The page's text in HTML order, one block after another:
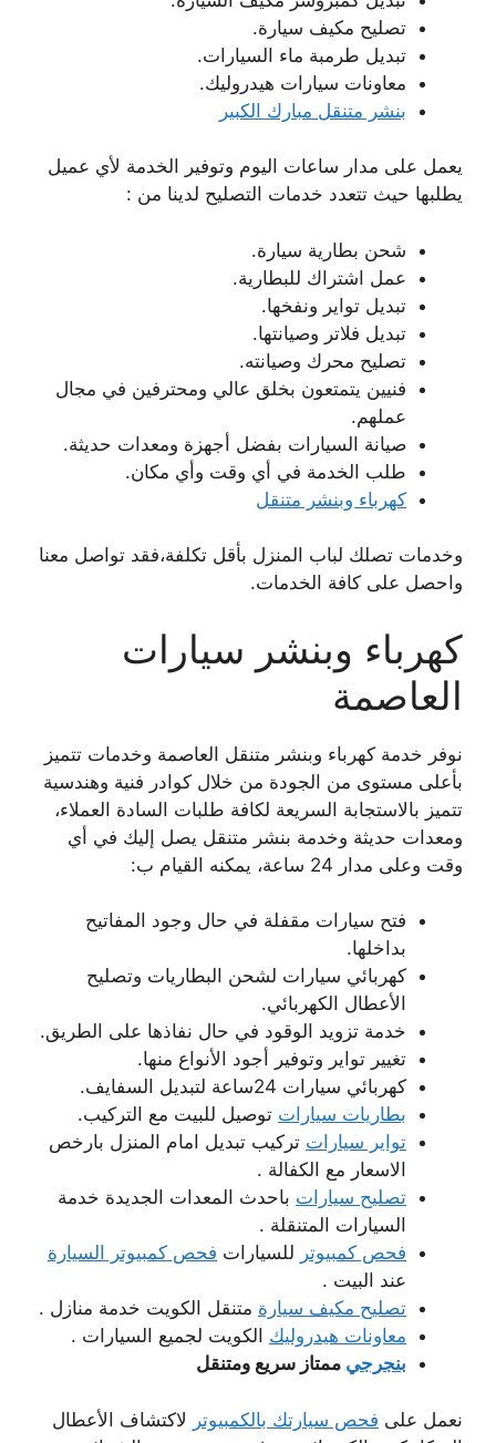
تصليح مكيف سيارة.
تبديل طرمبة ماء السيارات.
معاونات سيارات هيدروليك.
بنشر متنقل مبارك الكبير
يعمل على مدار ساعات اليوم وتوفير الخدمة لأي عميل
يطلبها حيث تتعدد خدمات التصليح لدينا من :
شحن بطارية سيارة.
عمل اشتراك للبطارية.
تبديل تواير ونفخها.
تبديل فلاتر وصيانتها.
تصليح محرك وصيانته.
فنيين يتمتعون بخلق عالي ومحترفين في مجال
عملهم.
صيانة السيارات بفضل أجهزة ومعدات حديثة.
طلب الخدمة في أي وقت وأي مكان.
كهرباء وبنشر متنقل
وخدمات تصلك لباب المنزل بأقل تكلفة،فقد تواصل معنا
واحصل على كافة الخدمات.
كهرباء وبنشر سيارات
العاصمة
نوفر خدمة كهرباء وبنشر متنقل العاصمة وخدمات تتميز
بأعلى مستوى من الجودة من خلال كوادر فنية وهندسية
تتميز بالاستجابة السريعة لكافة طلبات السادة العملاء،
ومعدات حديثة وخدمة بنشر متنقل يصل إليك في أي
وقت وعلى مدار 24 ساعة، يمكنه القيام ب:
فتح سيارات مقفلة في حال وجود المفاتيح
بداخلها.
كهربائي سيارات لشحن البطاريات وتصليح
الأعطال الكهربائي.
خدمة تزويد الوقود في حال نفاذها على الطريق.
تغيير تواير وتوفير أجود الأنواع منها.
كهربائي سيارات 24ساعة لتبديل السفايف.
بطاريات سيارات توصيل للبيت مع التركيب.
تواير سيارات تركيب تبديل امام المنزل بارخص
الاسعار مع الكفالة .
تصليح سيارات باحدث المعدات الجديدة خدمة
السيارات المتنقلة .
فحص كمبيوتر للسيارات فحص كمبيوتر السيارة
عند البيت .
تصليح مكيف سيارة متنقل الكويت خدمة منازل .
معاونات هيدروليك الكويت لجميع السيارات .
بنجرجي ممتاز سريع ومتنقل
نعمل على فحص سيارتك بالكمبيوتر لاكتشاف الأعطال